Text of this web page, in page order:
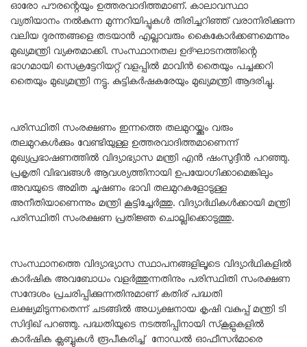
ഓരോ പൗരന്റെയും ഉത്തരവാദിത്തമാണ്. കാലാവസ്ഥാ
വ്യതിയാനം നൽകുന്ന മുന്നറിയിപ്പുകൾ തിരിച്ചറിഞ്ഞ് വരാനിരിക്കുന്ന
വലിയ ദുരന്തങ്ങളെ തടയാൻ എല്ലാവരും കൈകോർക്കണമെന്നും
മുഖ്യമന്ത്രി വ്യക്തമാക്കി. സംസ്ഥാനതല ഉദ്ഘാടനത്തിന്റെ
ഭാഗമായി സെക്രട്ടേറിയറ്റ് വളപ്പിൽ മാവിൻ തൈയും പച്ചക്കറി
തൈയും മുഖ്യമന്ത്രി നട്ടു. കുട്ടികർഷകരേയും മുഖ്യമന്ത്രി ആദരിച്ചു.
പരിസ്ഥിതി സംരക്ഷണം ഇന്നത്തെ തലമുറയ്ക്കും വരും
തലമുറകൾക്കും വേണ്ടിയുള്ള ഉത്തരവാദിത്തമാണെന്ന്
മുഖ്യപ്രഭാഷണത്തിൽ വിദ്യാഭ്യാസ മന്ത്രി എൻ ഷംസുദ്ദീൻ പറഞ്ഞു.
പ്രകൃതി വിഭവങ്ങൾ ആവശ്യത്തിനായി ഉപയോഗിക്കാമെങ്കിലും
അവയുടെ അമിത ചൂഷണം ഭാവി തലമുറകളോടുള്ള
അനീതിയാണെന്നും മന്ത്രി കൂട്ടിച്ചേർത്തു. വിദ്യാർഥികൾക്കായി മന്ത്രി
പരിസ്ഥിതി സംരക്ഷണ പ്രതിജ്ഞ ചൊല്ലിക്കൊടുത്തു.
സംസ്ഥാനത്തെ വിദ്യാഭ്യാസ സ്ഥാപനങ്ങളിലൂടെ വിദ്യാർഥികളിൽ
കാർഷിക അവബോധം വളർത്തുന്നതിനും പരിസ്ഥിതി സംരക്ഷണ
സന്ദേശം പ്രചരിപ്പിക്കുന്നതിനുമാണ് കതിര് പദ്ധതി
ലക്ഷ്യമിടുന്നതെന്ന് ചടങ്ങിൽ അധ്യക്ഷനായ കൃഷി വകുപ്പ് മന്ത്രി ടി
സിദ്ദിഖ് പറഞ്ഞു. പദ്ധതിയുടെ നടത്തിപ്പിനായി സ്‌കൂളുകളിൽ
കാർഷിക ക്ലബ്ബുകൾ രൂപീകരിച്ച് നോഡൽ ഓഫീസർമാരെ